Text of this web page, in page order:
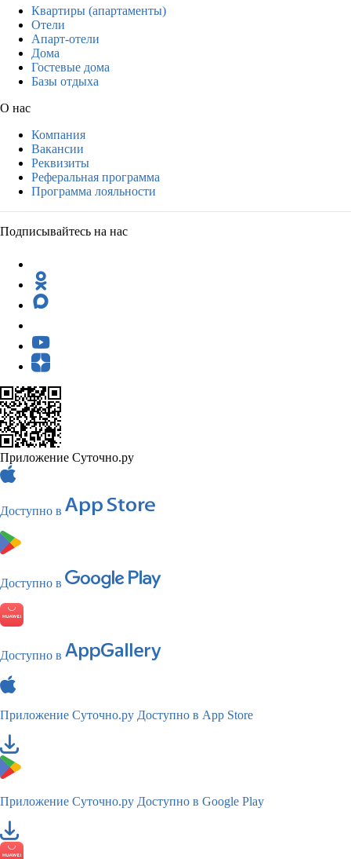
Квартиры (апартаменты)
Отели
Апарт-отели
Дома
Гостевые дома
Базы отдыха
О нас
Компания
Вакансии
Реквизиты
Реферальная программа
Программа лояльности
Подписывайтесь на нас
Приложение Суточно.ру
Доступно в
Доступно в
Доступно в
Приложение Суточно.ру Доступно в App Store
Приложение Суточно.ру Доступно в Google Play